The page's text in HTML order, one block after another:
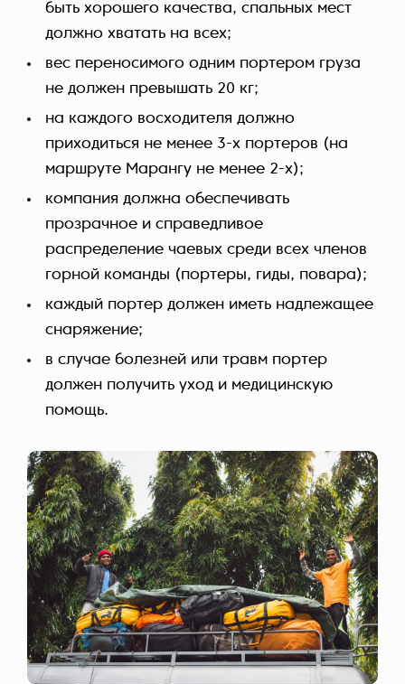
быть хорошего качества, спальных мест
должно хватать на всех;
вес переносимого одним портером груза
не должен превышать 20 кг;
на каждого восходителя должно
приходиться не менее 3-х портеров (на
маршруте Марангу не менее 2-х);
компания должна обеспечивать
прозрачное и справедливое
распределение чаевых среди всех членов
горной команды (портеры, гиды, повара);
каждый портер должен иметь надлежащее
снаряжение;
в случае болезней или травм портер
должен получить уход и медицинскую
помощь.